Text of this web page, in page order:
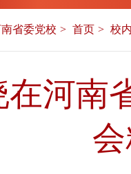
省委党校 首页 校
在河南